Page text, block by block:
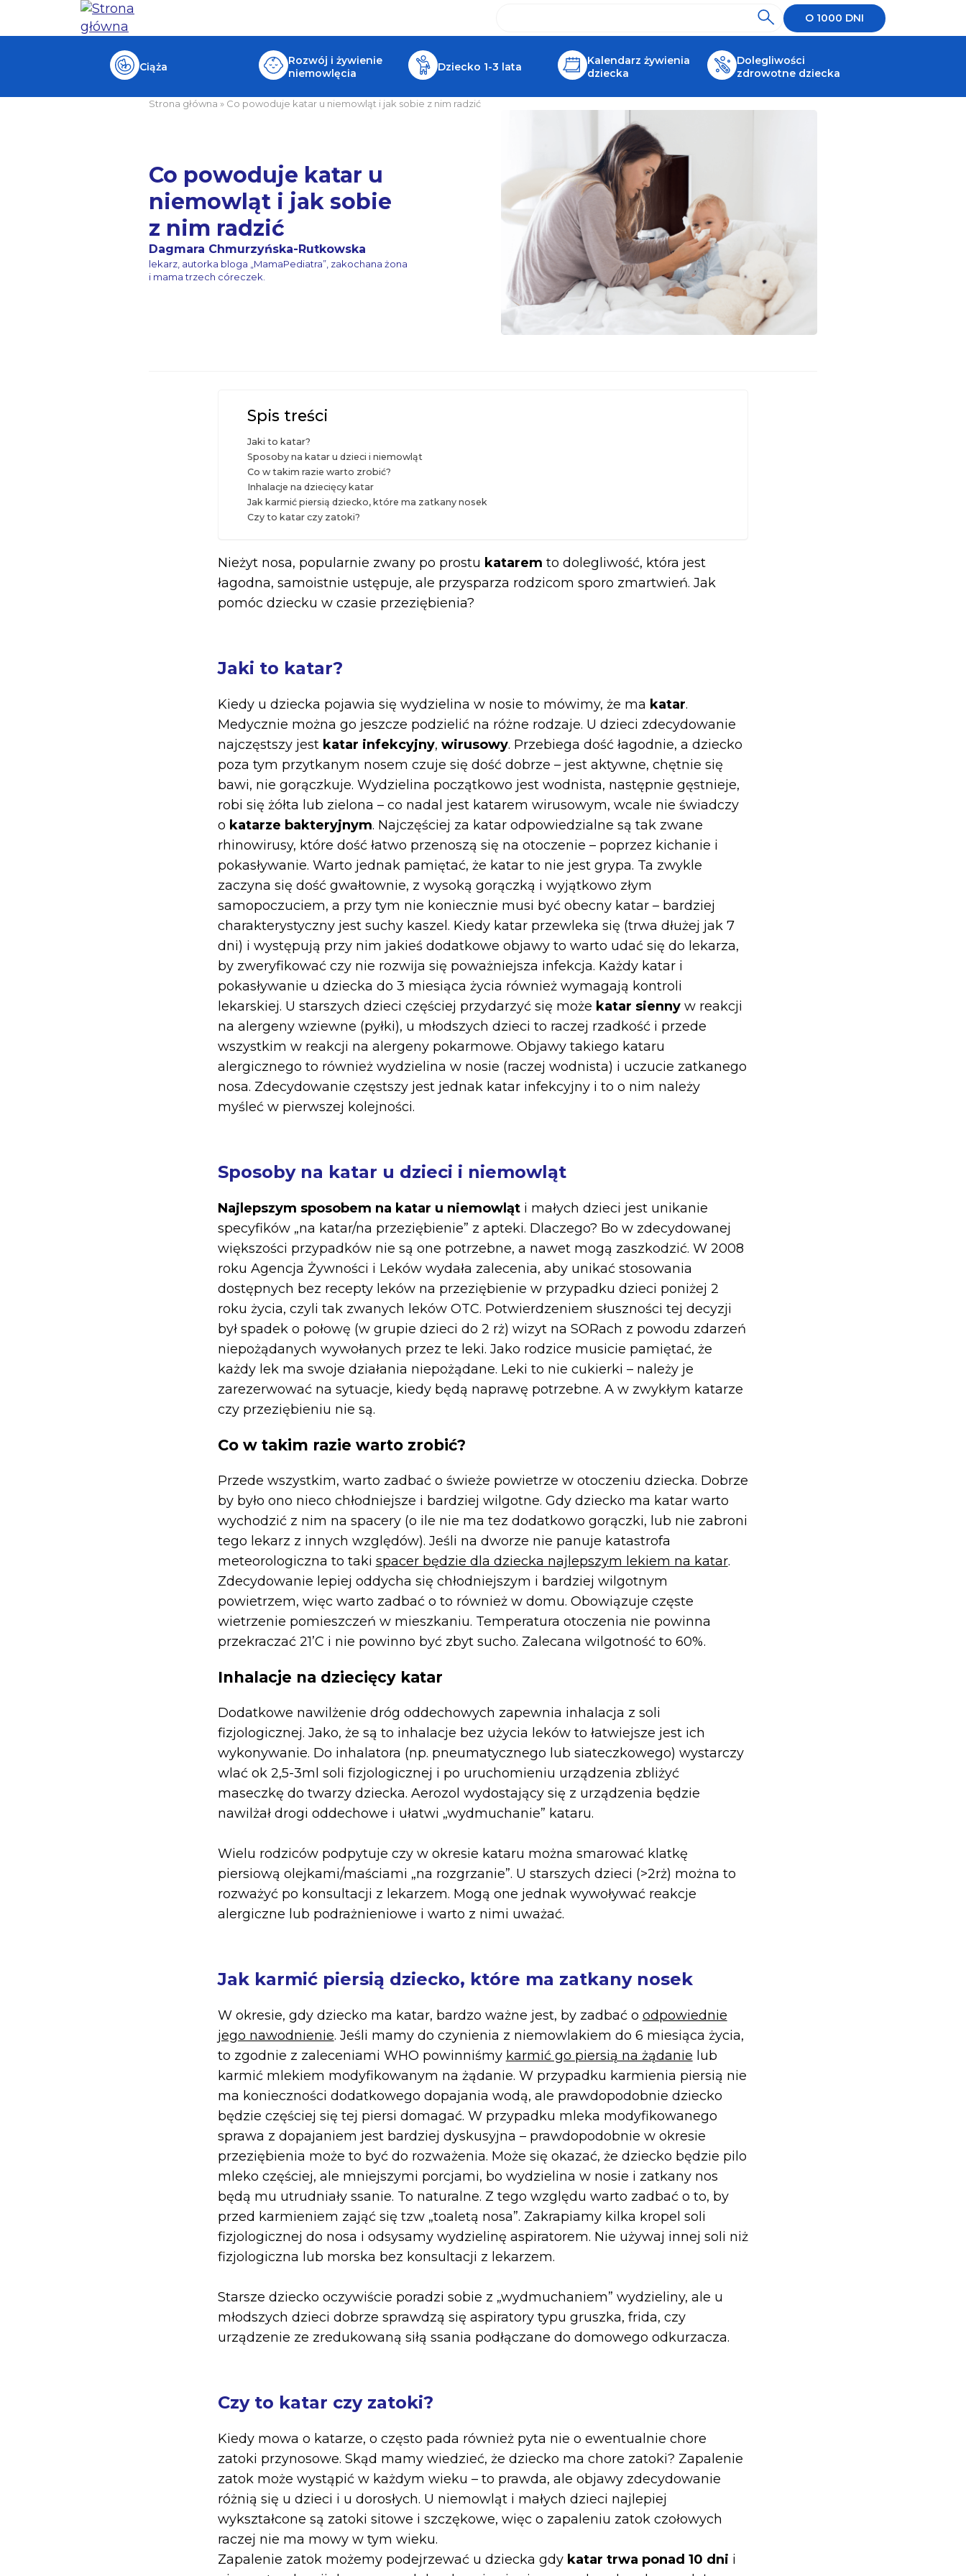
O 1000 DNI
Ciąża
Rozwój i żywienie
niemowlęcia
Dziecko 1-3 lata
Kalendarz żywienia
dziecka
Dolegliwości
zdrowotne dziecka
Strona główna » Co powoduje katar u niemowląt i jak sobie z nim radzić
Co powoduje katar u
niemowląt i jak sobie
z nim radzić
Dagmara Chmurzyńska-Rutkowska
lekarz, autorka bloga „MamaPediatra”, zakochana żona
i mama trzech córeczek.
Spis treści
Jaki to katar?
Sposoby na katar u dzieci i niemowląt
Co w takim razie warto zrobić?
Inhalacje na dziecięcy katar
Jak karmić piersią dziecko, które ma zatkany nosek
Czy to katar czy zatoki?
Nieżyt nosa, popularnie zwany po prostu katarem to dolegliwość, która jest
łagodna, samoistnie ustępuje, ale przysparza rodzicom sporo zmartwień. Jak
pomóc dziecku w czasie przeziębienia?
Jaki to katar?
Kiedy u dziecka pojawia się wydzielina w nosie to mówimy, że ma katar.
Medycznie można go jeszcze podzielić na różne rodzaje. U dzieci zdecydowanie
najczęstszy jest katar infekcyjny, wirusowy. Przebiega dość łagodnie, a dziecko
poza tym przytkanym nosem czuje się dość dobrze – jest aktywne, chętnie się
bawi, nie gorączkuje. Wydzielina początkowo jest wodnista, następnie gęstnieje,
robi się żółta lub zielona – co nadal jest katarem wirusowym, wcale nie świadczy
o katarze bakteryjnym. Najczęściej za katar odpowiedzialne są tak zwane
rhinowirusy, które dość łatwo przenoszą się na otoczenie – poprzez kichanie i
pokasływanie. Warto jednak pamiętać, że katar to nie jest grypa. Ta zwykle
zaczyna się dość gwałtownie, z wysoką gorączką i wyjątkowo złym
samopoczuciem, a przy tym nie koniecznie musi być obecny katar – bardziej
charakterystyczny jest suchy kaszel. Kiedy katar przewleka się (trwa dłużej jak 7
dni) i występują przy nim jakieś dodatkowe objawy to warto udać się do lekarza,
by zweryfikować czy nie rozwija się poważniejsza infekcja. Każdy katar i
pokasływanie u dziecka do 3 miesiąca życia również wymagają kontroli
lekarskiej. U starszych dzieci częściej przydarzyć się może katar sienny w reakcji
na alergeny wziewne (pyłki), u młodszych dzieci to raczej rzadkość i przede
wszystkim w reakcji na alergeny pokarmowe. Objawy takiego kataru
alergicznego to również wydzielina w nosie (raczej wodnista) i uczucie zatkanego
nosa. Zdecydowanie częstszy jest jednak katar infekcyjny i to o nim należy
myśleć w pierwszej kolejności.
Sposoby na katar u dzieci i niemowląt
Najlepszym sposobem na katar u niemowląti małych dzieci jest unikanie
specyfików „na katar/na przeziębienie” z apteki. Dlaczego? Bo w zdecydowanej
większości przypadków nie są one potrzebne, a nawet mogą zaszkodzić. W 2008
roku Agencja Żywności i Leków wydała zalecenia, aby unikać stosowania
dostępnych bez recepty leków na przeziębienie w przypadku dzieci poniżej 2
roku życia, czyli tak zwanych leków OTC. Potwierdzeniem słuszności tej decyzji
był spadek o połowę (w grupie dzieci do 2 rż) wizyt na SORach z powodu zdarzeń
niepożądanych wywołanych przez te leki. Jako rodzice musicie pamiętać, że
każdy lek ma swoje działania niepożądane. Leki to nie cukierki – należy je
zarezerwować na sytuacje, kiedy będą naprawę potrzebne. A w zwykłym katarze
czy przeziębieniu nie są.
Co w takim razie warto zrobić?
Przede wszystkim, warto zadbać o świeże powietrze w otoczeniu dziecka. Dobrze
by było ono nieco chłodniejsze i bardziej wilgotne. Gdy dziecko ma katar warto
wychodzić z nim na spacery (o ile nie ma tez dodatkowo gorączki, lub nie zabroni
tego lekarz z innych względów). Jeśli na dworze nie panuje katastrofa
meteorologiczna to taki spacer będzie dla dziecka najlepszym lekiem na katar.
Zdecydowanie lepiej oddycha się chłodniejszym i bardziej wilgotnym
powietrzem, więc warto zadbać o to również w domu. Obowiązuje częste
wietrzenie pomieszczeń w mieszkaniu. Temperatura otoczenia nie powinna
przekraczać 21’C i nie powinno być zbyt sucho. Zalecana wilgotność to 60%.
Inhalacje na dziecięcy katar
Dodatkowe nawilżenie dróg oddechowych zapewnia inhalacja z soli
fizjologicznej. Jako, że są to inhalacje bez użycia leków to łatwiejsze jest ich
wykonywanie. Do inhalatora (np. pneumatycznego lub siateczkowego) wystarczy
wlać ok 2,5-3ml soli fizjologicznej i po uruchomieniu urządzenia zbliżyć
maseczkę do twarzy dziecka. Aerozol wydostający się z urządzenia będzie
nawilżał drogi oddechowe i ułatwi „wydmuchanie” kataru.
Wielu rodziców podpytuje czy w okresie kataru można smarować klatkę
piersiową olejkami/maściami „na rozgrzanie”. U starszych dzieci (>2rż) można to
rozważyć po konsultacji z lekarzem. Mogą one jednak wywoływać reakcje
alergiczne lub podrażnieniowe i warto z nimi uważać.
Jak karmić piersią dziecko, które ma zatkany nosek
W okresie, gdy dziecko ma katar, bardzo ważne jest, by zadbać o odpowiednie
jego nawodnienie. Jeśli mamy do czynienia z niemowlakiem do 6 miesiąca życia,
to zgodnie z zaleceniami WHO powinniśmy karmić go piersią na żądanie lub
karmić mlekiem modyfikowanym na żądanie. W przypadku karmienia piersią nie
ma konieczności dodatkowego dopajania wodą, ale prawdopodobnie dziecko
będzie częściej się tej piersi domagać. W przypadku mleka modyfikowanego
sprawa z dopajaniem jest bardziej dyskusyjna – prawdopodobnie w okresie
przeziębienia może to być do rozważenia. Może się okazać, że dziecko będzie pilo
mleko częściej, ale mniejszymi porcjami, bo wydzielina w nosie i zatkany nos
będą mu utrudniały ssanie. To naturalne. Z tego względu warto zadbać o to, by
przed karmieniem zająć się tzw „toaletą nosa”. Zakrapiamy kilka kropel soli
fizjologicznej do nosa i odsysamy wydzielinę aspiratorem. Nie używaj innej soli niż
fizjologiczna lub morska bez konsultacji z lekarzem.
Starsze dziecko oczywiście poradzi sobie z „wydmuchaniem” wydzieliny, ale u
młodszych dzieci dobrze sprawdzą się aspiratory typu gruszka, frida, czy
urządzenie ze zredukowaną siłą ssania podłączane do domowego odkurzacza.
Czy to katar czy zatoki?
Kiedy mowa o katarze, o często pada również pyta nie o ewentualnie chore
zatoki przynosowe. Skąd mamy wiedzieć, że dziecko ma chore zatoki? Zapalenie
zatok może wystąpić w każdym wieku – to prawda, ale objawy zdecydowanie
różnią się u dzieci i u dorosłych. U niemowląt i małych dzieci najlepiej
wykształcone są zatoki sitowe i szczękowe, więc o zapaleniu zatok czołowych
raczej nie ma mowy w tym wieku.
Zapalenie zatok możemy podejrzewać u dziecka gdy katar trwa ponad 10 dni i